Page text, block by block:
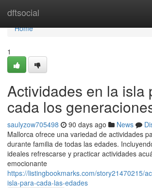
dftsocial
Home
Home
1
Actividades en la isla
cada los
saulyzow705498 90 days ago News
Mallorca ofrece una variedad de actividades
durante familia de todas las edades.
ideales refrescarse y practicar actividades
emocionante
https://listingbookmarks.com/story21470215/
isla-para-cada-las-edades